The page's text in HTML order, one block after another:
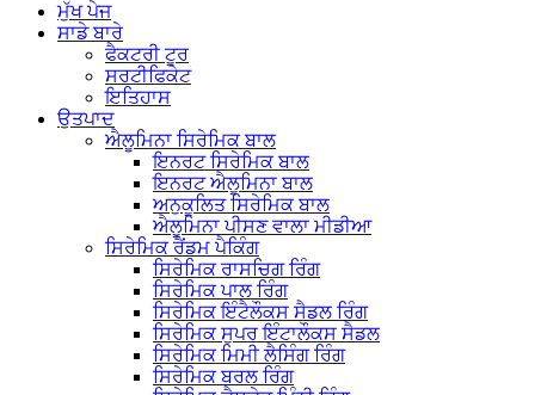
ਮੁੱਖ ਪੇਜ
ਸਾਡੇ ਬਾਰੇ
ਫੈਕਟਰੀ ਟੂਰ
ਸਰਟੀਫਿਕੇਟ
ਇਤਿਹਾਸ
ਉਤਪਾਦ
ਐਲੂਮਿਨਾ ਸਿਰੇਮਿਕ ਬਾਲ
ਇਨਰਟ ਸਿਰੇਮਿਕ ਬਾਲ
ਇਨਰਟ ਐਲੂਮਿਨਾ ਬਾਲ
ਅਨੁਕੂਲਿਤ ਸਿਰੇਮਿਕ ਬਾਲ
ਐਲੂਮਿਨਾ ਪੀਸਣ ਵਾਲਾ ਮੀਡੀਆ
ਸਿਰੇਮਿਕ ਰੈਂਡਮ ਪੈਕਿੰਗ
ਸਿਰੇਮਿਕ ਰਾਸਚਿਗ ਰਿੰਗ
ਸਿਰੇਮਿਕ ਪਾਲ ਰਿੰਗ
ਸਿਰੇਮਿਕ ਇੰਟੈਲੌਕਸ ਸੈਡਲ ਰਿੰਗ
ਸਿਰੇਮਿਕ ਸੁਪਰ ਇੰਟਾਲੌਕਸ ਸੈਡਲ
ਸਿਰੇਮਿਕ ਮਿਮੀ ਲੈਸਿੰਗ ਰਿੰਗ
ਸਿਰੇਮਿਕ ਬਰਲ ਰਿੰਗ